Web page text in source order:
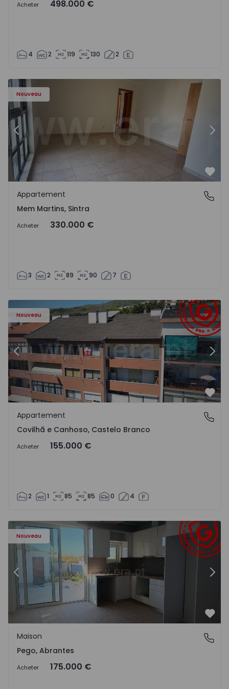
Acheter 498.000 €
4 2 119 130 2
Nouveau
- 15
Appartement T3 Sintra, Algueirão-Mem Martins -
Précédent
Mem Martins, Sintra
Appartement
Mem Martins, Sintra
Acheter 330.000 €
3 2 89 90 7
Nouveau
- 18
Appartement T2 Covilhã, Covilhã e Canhoso - 1497806 -
Précédent
Covilhã e Canhoso, Castelo Branco
Appartement
Covilhã e Canhoso, Castelo Branco
Acheter 155.000 €
2 1 85 85 0 4
Nouveau
Maison T2 Abrantes, Pego - 1575171 - 9
Précédent
Pego, Abrantes
Maison
Pego, Abrantes
Acheter 175.000 €